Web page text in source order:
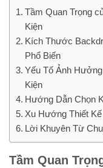
Tầm Quan Trọng
Kiện
Kích Thước
Phổ Biến
Yếu Tố Ảnh
Kiện
Hướng Dẫn Chọn
Xu Hướng Thiết
Lời Khuyên Từ
Tầm Quan